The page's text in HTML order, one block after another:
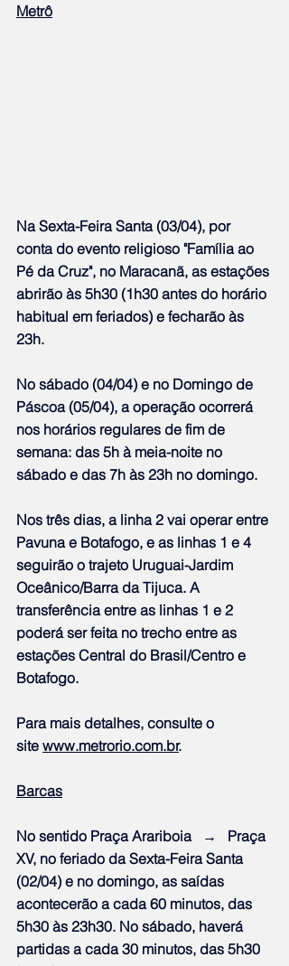
Metrô
Na Sexta-Feira Santa (03/04), por
conta do evento religioso "Família ao
Pé da Cruz", no Maracanã, as estações
abrirão às 5h30 (1h30 antes do horário
habitual em feriados) e fecharão às
23h.
No sábado (04/04) e no Domingo de
Páscoa (05/04), a operação ocorrerá
nos horários regulares de fim de
semana: das 5h à meia-noite no
sábado e das 7h às 23h no domingo.
Nos três dias, a linha 2 vai operar entre
Pavuna e Botafogo, e as linhas 1 e 4
seguirão o trajeto Uruguai-Jardim
Oceânico/Barra da Tijuca. A
transferência entre as linhas 1 e 2
poderá ser feita no trecho entre as
estações Central do Brasil/Centro e
Botafogo.
Para mais detalhes, consulte o
site www.metrorio.com.br.
Barcas
No sentido Praça Arariboia   →   Praça
XV, no feriado da Sexta-Feira Santa
(02/04) e no domingo, as saídas
acontecerão a cada 60 minutos, das
5h30 às 23h30. No sábado, haverá
partidas a cada 30 minutos, das 5h30